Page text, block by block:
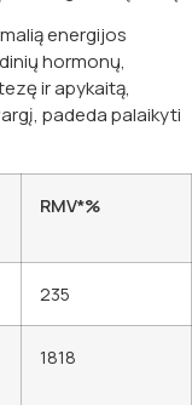
energijos
hormonų,
ir apykaitą,
padeda palaikyti
RMV*%
235
1818